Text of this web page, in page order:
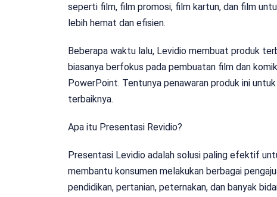
seperti film, film promosi, film kartun, dan film
lebih hemat dan efisien.
Beberapa waktu lalu, Levidio membuat produk
biasanya berfokus pada pembuatan film dan
PowerPoint. Tentunya penawaran produk ini
terbaiknya.
Apa itu Presentasi Revidio?
Presentasi Levidio adalah solusi paling efektif
membantu konsumen melakukan berbagai
pendidikan, pertanian, peternakan, dan banyak